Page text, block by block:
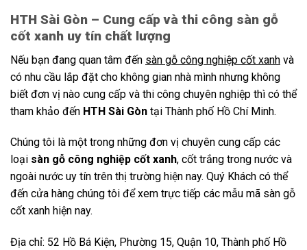
HTH Sài Gòn – Cung cấp và thi công sàn gỗ
cốt xanh uy tín chất lượng
Nếu bạn đang quan tâm đến sàn gỗ công nghiệp cốt xanh và
có nhu cầu lắp đặt cho không gian nhà mình nhưng không
biết đơn vị nào cung cấp và thi công chuyên nghiệp thì có thể
tham khảo đến HTH Sài Gòn tại Thành phố Hồ Chí Minh.
Chúng tôi là một trong những đơn vị chuyên cung cấp các
loại sàn gỗ công nghiệp cốt xanh, cốt trắng trong nước và
ngoài nước uy tín trên thị trường hiện nay. Quý Khách có thể
đến cửa hàng chúng tôi để xem trực tiếp các mẫu mã sàn gỗ
cốt xanh hiện nay.
Địa chỉ: 52 Hồ Bá Kiện, Phường 15, Quận 10, Thành phố Hồ